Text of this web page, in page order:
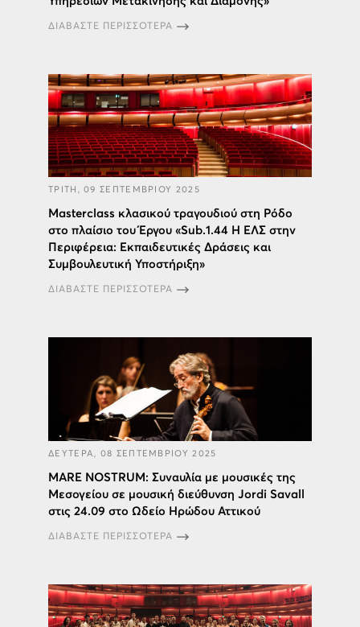
ΔΙΑΒΑΣΤΕ ΠΕΡΙΣΣΟΤΕΡΑ
ΤΡΙΤΗ, 09 ΣΕΠΤΕΜΒΡΙΟΥ 2025
Masterclass κλασικού τραγουδιού στη Ρόδο
στο πλαίσιο του Έργου «Sub.1.44 Η ΕΛΣ στην
Περιφέρεια: Εκπαιδευτικές Δράσεις και
Συμβουλευτική Υποστήριξη»
ΔΙΑΒΑΣΤΕ ΠΕΡΙΣΣΟΤΕΡΑ
ΔΕΥΤΕΡΑ, 08 ΣΕΠΤΕΜΒΡΙΟΥ 2025
MARE NOSTRUM: Συναυλία με μουσικές της
Μεσογείου σε μoυσική διεύθυνση Jordi Savall
στις 24.09 στο Ωδείο Ηρώδου Αττικού
ΔΙΑΒΑΣΤΕ ΠΕΡΙΣΣΟΤΕΡΑ